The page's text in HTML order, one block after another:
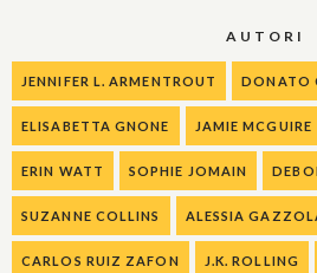
AUTORI
JENNIFER L. ARMENTROUT DONATO
ELISABETTA GNONE JAMIE MCGUIRE
ERIN WATT SOPHIE JOMAIN
SUZANNE COLLINS ALESSIA
CARLOS RUIZ ZAFON J.K. ROLLING